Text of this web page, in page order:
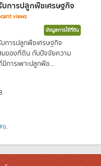
บการปลูกพืชเศรษฐกิจ
views
ข้อมูลการใช้ที่ดิน
การปลูกพืชเศรษฐกิจ
สมของที่ดิน กับปัจจัยความ
การเพาะปลูกพืช...
).